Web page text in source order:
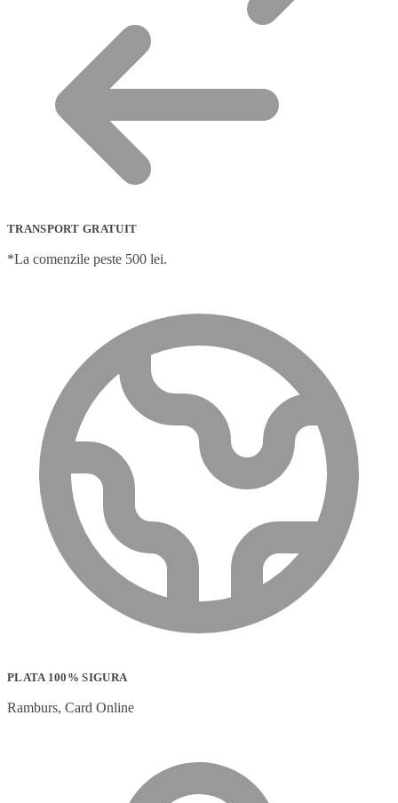
TRANSPORT GRATUIT
*La comenzile peste 500 lei.
PLATA 100% SIGURA
Ramburs, Card Online